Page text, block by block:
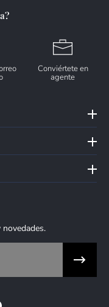
Conviértete en
agente
novedades.